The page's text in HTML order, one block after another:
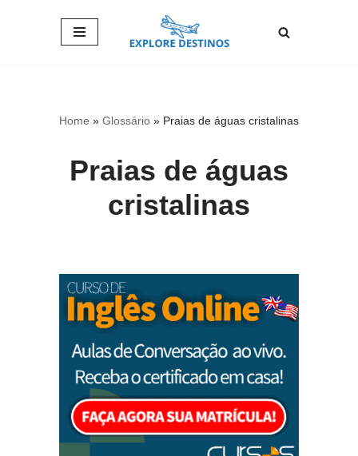
Home » Glossário » Praias de águas cristalinas
Praias de águas
cristalinas